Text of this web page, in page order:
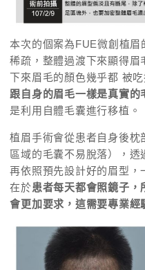
本次的個案為FUE微創植
稀疏，整體過渡下來顯得眉
下來眉毛的顏色幾乎都 被
跟自身的眉毛一樣是真實的
是利用自體毛囊進行移植。
植眉手術會從患者自身後
區域的毛囊不易脫落），透
再依照預先設計好的眉型
在於患者每天都會照鏡子，
會更加要求，這需要專業經